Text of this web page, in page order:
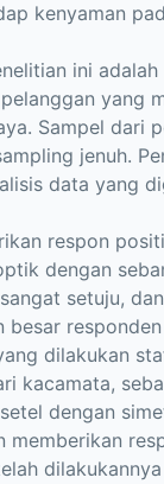
kenyaman
ini
yang
Sampel dari
jenuh.
data yang
respon
dengan
setuju,
dilakukan
kacamata,
dengan
memberikan